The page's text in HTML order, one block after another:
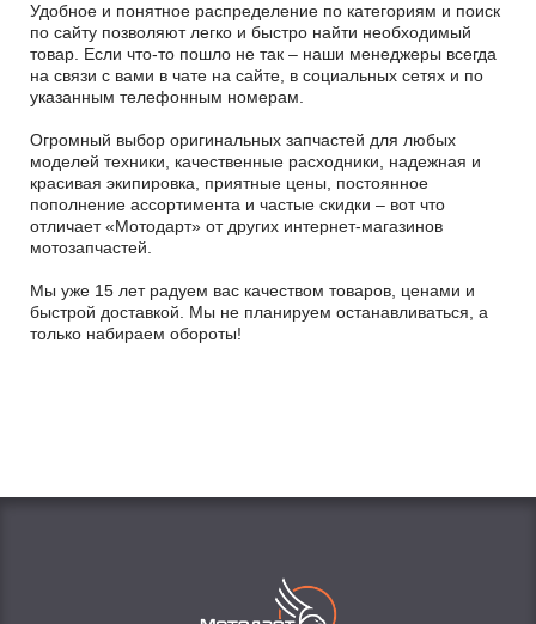
Удобное и понятное распределение по категориям и поиск
по сайту позволяют легко и быстро найти необходимый
товар. Если что-то пошло не так – наши менеджеры всегда
на связи с вами в чате на сайте, в социальных сетях и по
указанным телефонным номерам.
Огромный выбор оригинальных запчастей для любых
моделей техники, качественные расходники, надежная и
красивая экипировка, приятные цены, постоянное
пополнение ассортимента и частые скидки – вот что
отличает «Мотодарт» от других интернет-магазинов
мотозапчастей.
Мы уже 15 лет радуем вас качеством товаров, ценами и
быстрой доставкой. Мы не планируем останавливаться, а
только набираем обороты!